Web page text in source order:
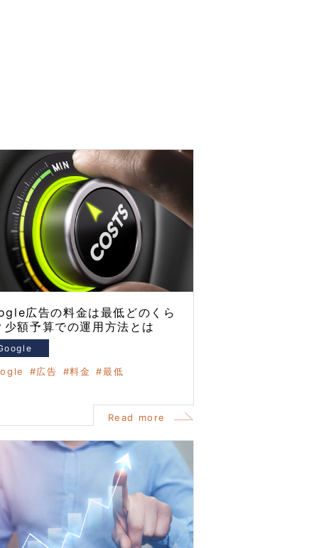
広告の料金は最低どのくら
少額予算での運用方法とは
広告 料金 最低
Read more